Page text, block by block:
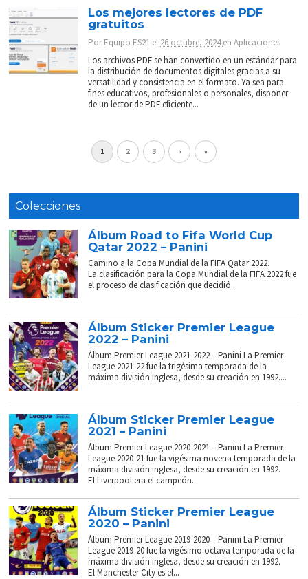
Los mejores lectores de PDF
gratuitos
PorEquipo ES21 el 26 octubre, 2024enAplicaciones
Los archivos PDF se han convertido en un estándar para
la distribución de documentos digitales gracias a su
versatilidad y consistencia en el formato. Ya sea para
fines educativos, profesionales o personales, disponer
de un lector de PDF eficiente...
1 2 3 › »
Colecciones
Álbum Road to Fifa World Cup
Qatar 2022 – Panini
Camino a la Copa Mundial de la FIFA Qatar 2022.
La clasificación para la Copa Mundial de la FIFA 2022 fue
el proceso de clasificación que decidió...
Álbum Sticker Premier League
2022 – Panini
Álbum Premier League 2021-2022 – Panini La Premier
League 2021-22 fue la trigésima temporada de la
máxima división inglesa, desde su creación en 1992....
Álbum Sticker Premier League
2021 – Panini
Álbum Premier League 2020-2021 – Panini La Premier
League 2020-21 fue la vigésima novena temporada de la
máxima división inglesa, desde su creación en 1992.
El Liverpool era el campeón...
Álbum Sticker Premier League
2020 – Panini
Álbum Premier League 2019-2020 – Panini La Premier
League 2019-20 fue la vigésimo octava temporada de la
máxima división inglesa, desde su creación en 1992.
El Manchester City es el...